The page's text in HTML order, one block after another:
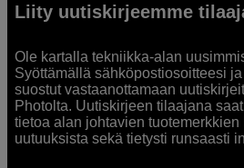
Liity uutiskirjeemme
Ole kartalla tekniikka-alan
Syöttämällä sähköpostiosoitteesi
suostut vastaanottamaan
Photolta. Uutiskirjeen tilaajana
tietoa alan johtavien
uutuuksista sekä tietysti runsaasti